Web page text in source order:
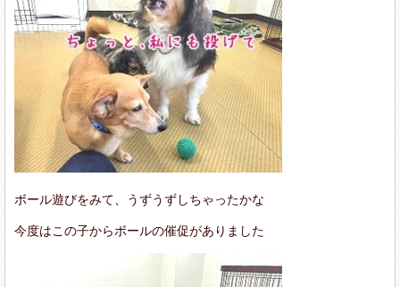
ボール遊びをみて、うずうずしちゃったかな
今度はこの子からボールの催促がありました